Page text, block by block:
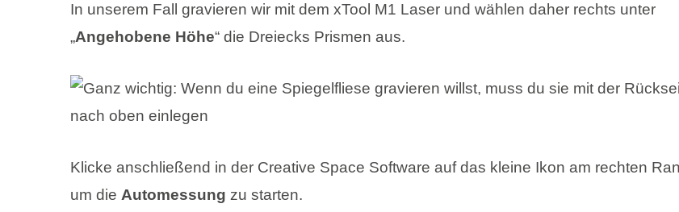
In unserem Fall gravieren wir mit dem xTool M1 Laser und wählen daher rechts unter
„Angehobene Höhe“ die Dreiecks Prismen aus.
Klicke anschließend in der Creative Space Software auf das kleine Ikon am rechten
um die Automessung zu starten.